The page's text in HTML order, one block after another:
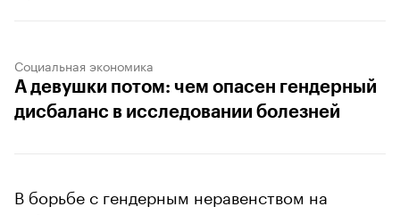
Социальная экономика
А девушки потом: чем опасен гендерный
дисбаланс в исследовании болезней
В борьбе с гендерным неравенством на